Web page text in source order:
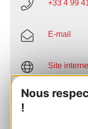
Nous
!
+33 4 99
E-mail
Site
AJOUTER
AU CARNET